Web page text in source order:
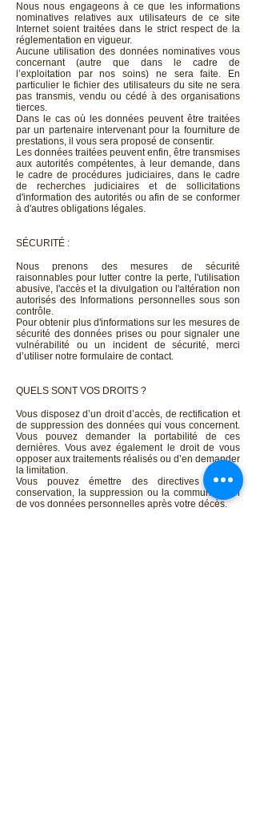
Nous nous engageons à ce que les informations
nominatives relatives aux utilisateurs de ce site
Internet soient traitées dans le strict respect de la
réglementation en vigueur.
Aucune utilisation des données nominatives vous
concernant (autre que dans le cadre de
l’exploitation par nos soins) ne sera faite. En
particulier le fichier des utilisateurs du site ne sera
pas transmis, vendu ou cédé à des organisations
tierces.
Dans le cas où les données peuvent être traitées
par un partenaire intervenant pour la fourniture de
prestations, il vous sera proposé de consentir.
Les données traitées peuvent enfin, être transmises
aux autorités compétentes, à leur demande, dans
le cadre de procédures judiciaires, dans le cadre
de recherches judiciaires et de sollicitations
d'information des autorités ou afin de se conformer
à d'autres obligations légales.
SÉCURITÉ :
Nous prenons des mesures de sécurité
raisonnables pour lutter contre la perte, l'utilisation
abusive, l'accès et la divulgation ou l'altération non
autorisés des Informations personnelles sous son
contrôle.
Pour obtenir plus d'informations sur les mesures de
sécurité des données prises ou pour signaler une
vulnérabilité ou un incident de sécurité, merci
d’utiliser notre formulaire de contact.
QUELS SONT VOS DROITS ?
Vous disposez d’un droit d’accès, de rectification et
de suppression des données qui vous concernent.
Vous pouvez demander la portabilité de ces
dernières. Vous avez également le droit de vous
opposer aux traitements réalisés ou d’en demander
la limitation.
Vous pouvez émettre des directives sur la
conservation, la suppression ou la communication
de vos données personnelles après votre décès.